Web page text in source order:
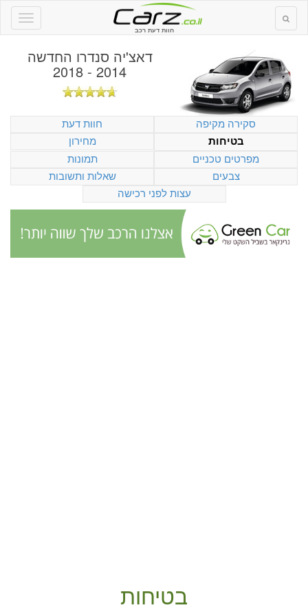
חוות דעת רכב
דאצ'יה סנדרו החדשה
2014 - 2018
סקירה מקיפה
חוות דעת
בטיחות
מחירון
מפרטים טכניים
תמונות
צבעים
שאלות ותשובות
עצות לפני רכישה
בטיחות